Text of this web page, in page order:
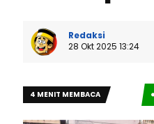
Redaksi
28 Okt 2025 13:24
4 MENIT MEMBACA